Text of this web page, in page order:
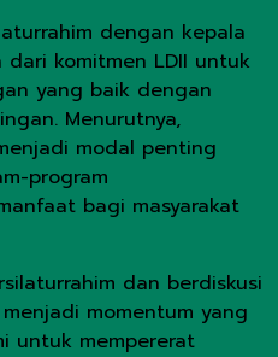
dengan kepala
komitmen LDII untuk
yang baik dengan
Menurutnya,
modal penting
program
bagi masyarakat
dan berdiskusi
momentum yang
untuk mempererat